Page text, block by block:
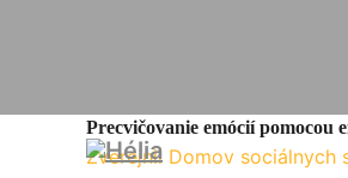
Precvičovanie emócií pomocou
Zverejnil Domov sociálnych